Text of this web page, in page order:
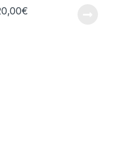
€